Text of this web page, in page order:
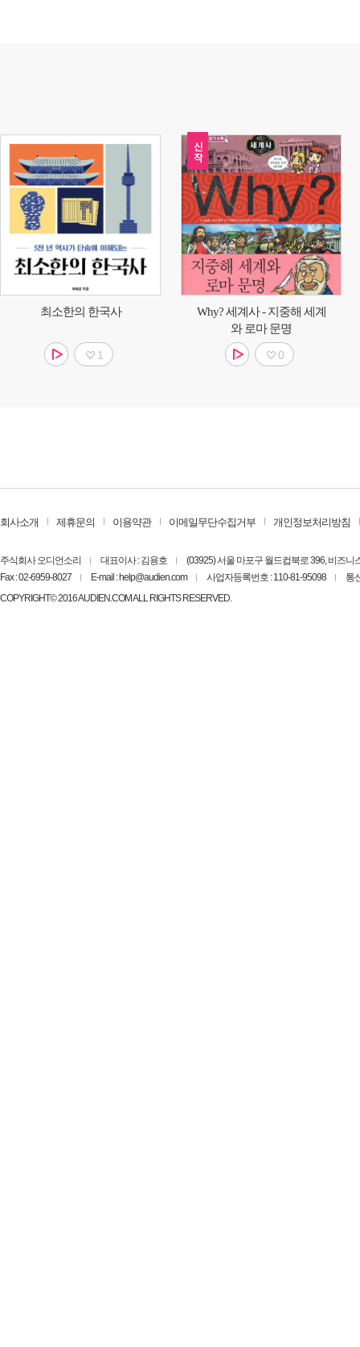
최소한의 한국사
1
Why? 세계사 - 지중해 세계
와 로마 문명
0
회사소개 제휴문의 이용약관 이메일무단수집거부 개인정보처리방침
주식회사 오디언소리 대표이사 : 김용호
(03925) 서울 마포구 월드컵북로 396, 비즈니
Fax : 02-6959-8027
E-mail : help@audien.com 사업자등록번호 : 110-81-95098
통
COPYRIGHT© 2016 AUDIEN.COM ALL RIGHTS RESERVED.